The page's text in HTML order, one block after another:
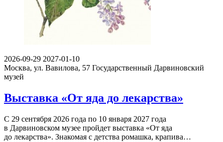
2026-09-29 2027-01-10
Москва, ул. Вавилова, 57 Государственный Дарвиновский
музей
Выставка «От яда до лекарства»
С 29 сентября 2026 года по 10 января 2027 года
в Дарвиновском музее пройдет выставка «От яда
до лекарства». Знакомая с детства ромашка, крапива…